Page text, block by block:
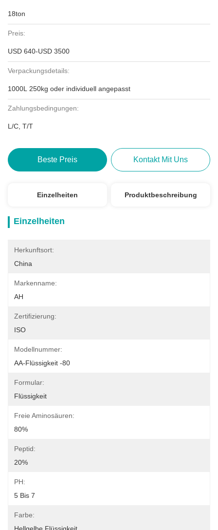
18ton
Preis:
USD 640-USD 3500
Verpackungsdetails:
1000L 250kg oder individuell angepasst
Zahlungsbedingungen:
L/C, T/T
Beste Preis Kontakt Mit Uns
Einzelheiten Produktbeschreibung
Einzelheiten
Herkunftsort:
China
Markenname:
AH
Zertifizierung:
ISO
Modellnummer:
AA-Flüssigkeit -80
Formular:
Flüssigkeit
Freie Aminosäuren:
80%
Peptid:
20%
PH:
5 Bis 7
Farbe: